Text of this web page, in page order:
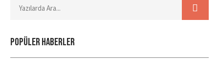
Popüler haberler